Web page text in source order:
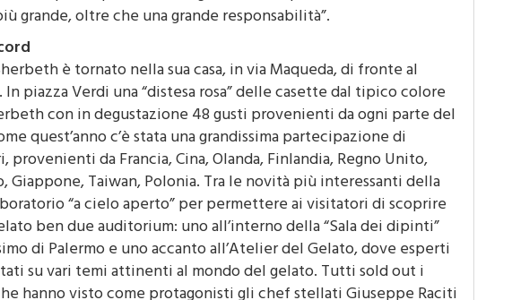
grande, oltre che una grande responsabilità”.
è tornato nella sua casa, in via Maqueda, di fronte al
piazza Verdi una “distesa rosa” delle casette dal tipico colore
con in degustazione 48 gusti provenienti da ogni parte del
quest’anno c’è stata una grandissima partecipazione di
provenienti da Francia, Cina, Olanda, Finlandia, Regno Unito,
Giappone, Taiwan, Polonia. Tra le novità più interessanti della
“a cielo aperto” per permettere ai visitatori di scoprire
ben due auditorium: uno all’interno della “Sala dei dipinti”
di Palermo e uno accanto all’Atelier del Gelato, dove esperti
su vari temi attinenti al mondo del gelato. Tutti sold out i